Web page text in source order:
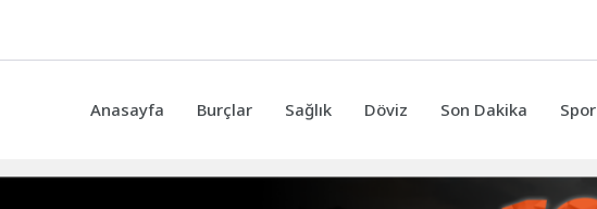
Anasayfa Burçlar Sağlık Döviz Son Dakika Spor